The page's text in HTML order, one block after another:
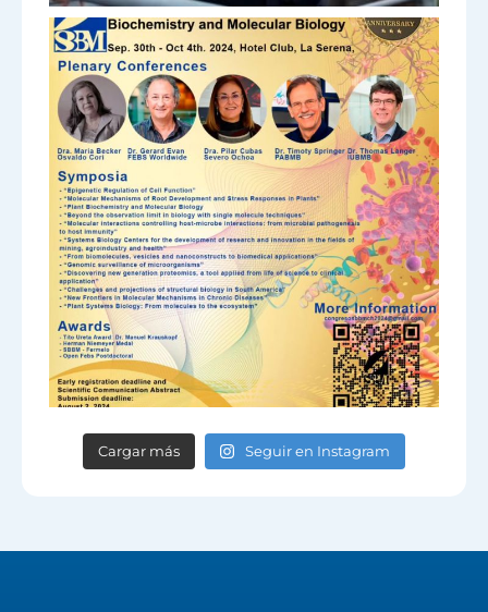
Cargar más Seguir en Instagram